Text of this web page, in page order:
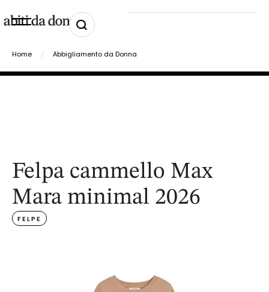
Home / Abbigliamento da Donna
Felpa cammello Max
Mara minimal 2026
FELPE